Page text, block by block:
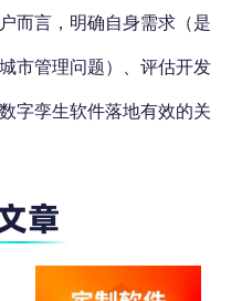
而言，明确自身需求（是
市管理问题）、评估开发
字孪生软件落地有效的关